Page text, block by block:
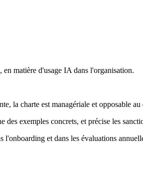
matière d'usage IA dans l'organisation.
la charte est managériale et opposable au
exemples concrets, et précise les
l'onboarding et dans les évaluations